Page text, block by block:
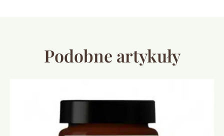
Podobne artykuły